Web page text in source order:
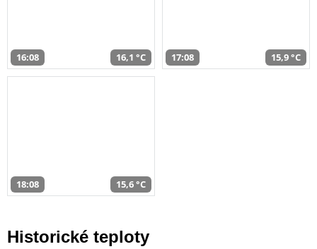
16:08 16,1 °C 17:08 15,9 °C
18:08 15,6 °C
Historické teploty